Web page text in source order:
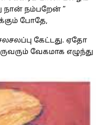
நான் நம்பறேன் ”
போதே,
கேட்டது. ஏதோ
வேகமாக எழுந்து